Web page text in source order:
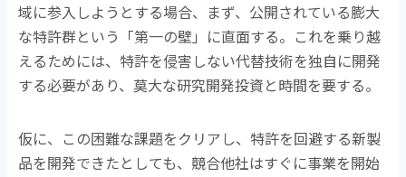
域に参入しようとする場合、まず、公開されている膨大
な特許群という「第一の壁」に直面する。これを乗り越
えるためには、特許を侵害しない代替技術を独自に開発
する必要があり、莫大な研究開発投資と時間を要する。
仮に、この困難な課題をクリアし、特許を回避する新製
品を開発できたとしても、競合他社はすぐに事業を開始